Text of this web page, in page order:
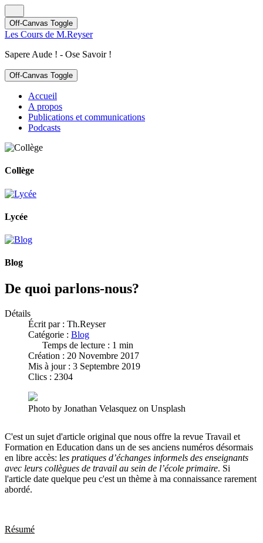
Off-Canvas Toggle
Les Cours de M.Reyser
Sapere Aude ! - Ose Savoir !
Off-Canvas Toggle
Accueil
A propos
Publications et communications
Podcasts
Collège
Lycée
Blog
De quoi parlons-nous?
Détails
Écrit par : Th.Reyser
Catégorie : Blog
Temps de lecture : 1 min
Création : 20 Novembre 2017
Mis à jour : 3 Septembre 2019
Clics : 2304
Photo by Jonathan Velasquez on Unsplash
C'est un sujet d'article original que nous offre la revue Travail et
Formation en Education dans un de ses anciens numéros désormais
en libre accès: les pratiques d’échanges informels des enseignants
avec leurs collègues de travail au sein de l’école primaire. Si
l'article date quelque peu c'est un thème à ma connaissance rarement
abordé.
Résumé